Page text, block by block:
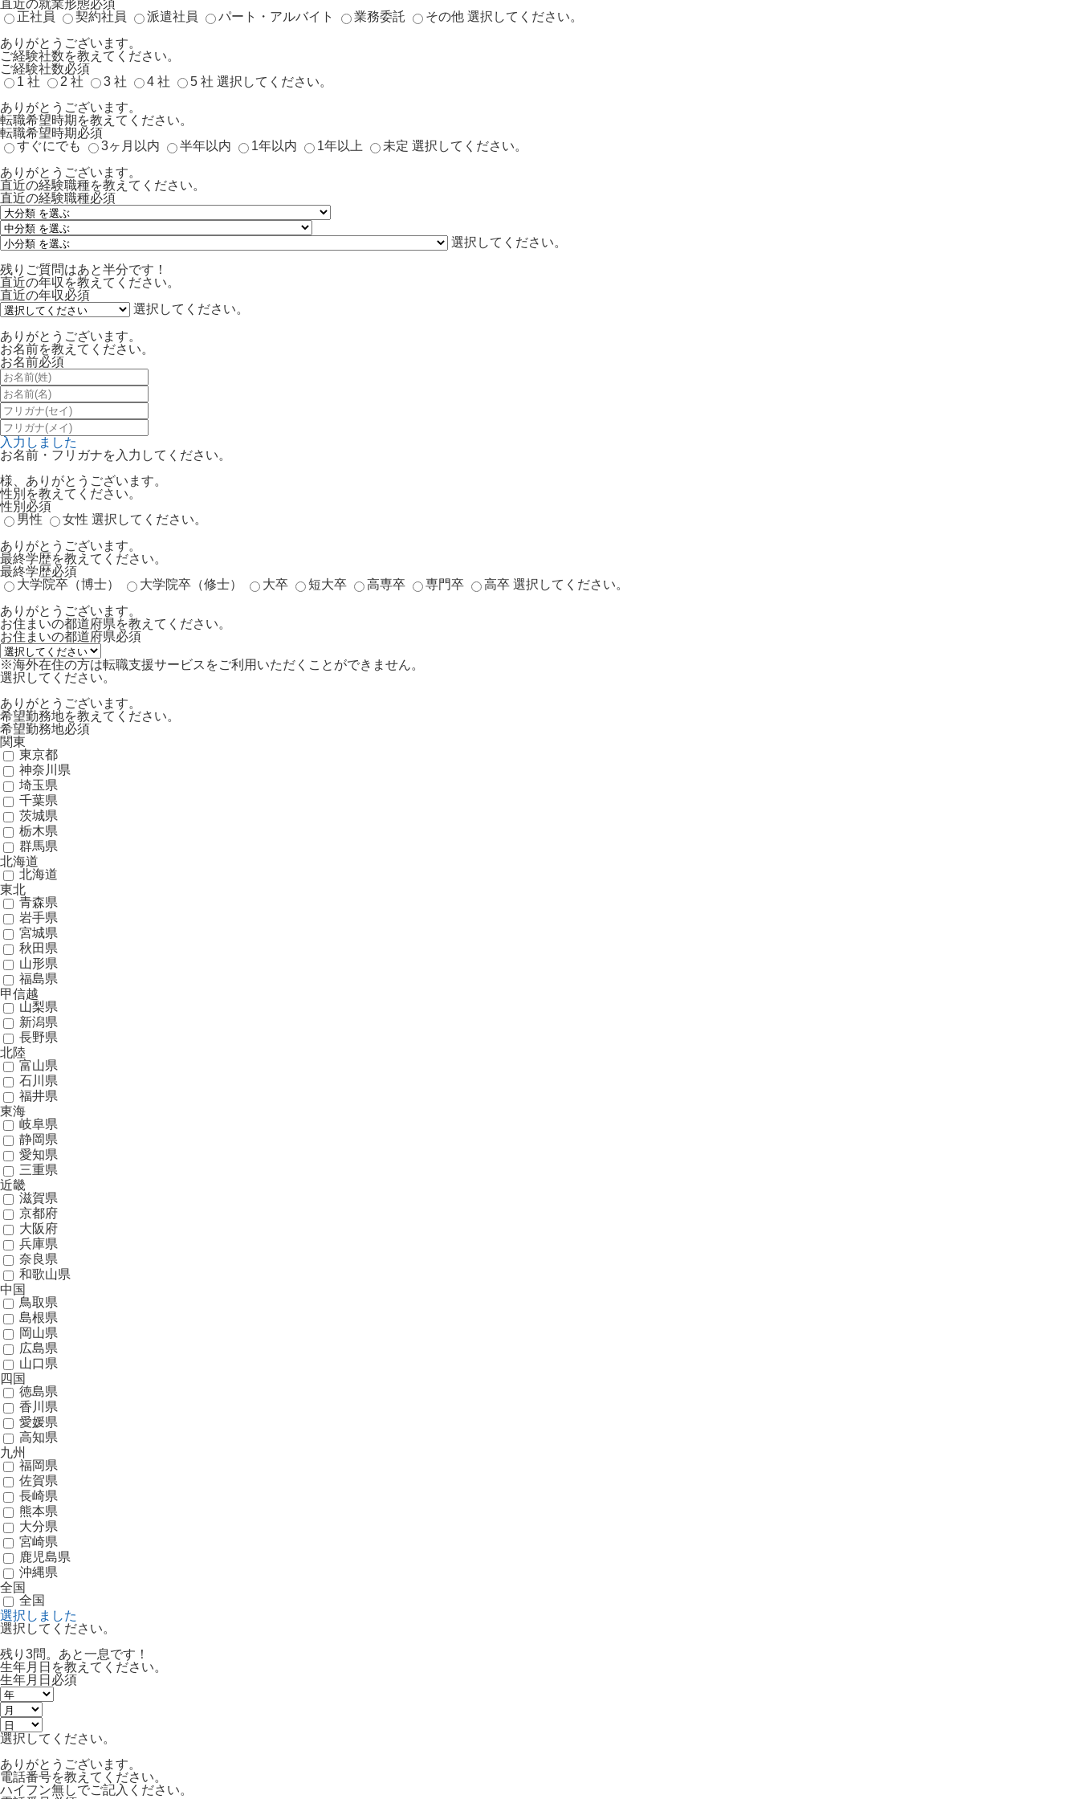
直近の就業形態必須
正社員
契約社員 派遣社員 パート・アルバイト 業務委託 その他 選択してください。
ありがとうございます。
ご経験社数を教えてください。
ご経験社数必須
1 社
2 社 3 社 4 社 5 社 選択してください。
ありがとうございます。
転職希望時期を教えてください。
転職希望時期必須
すぐにでも
3ヶ月以内 半年以内 1年以内 1年以上 未定 選択してください。
ありがとうございます。
直近の経験職種を教えてください。
直近の経験職種必須
選択してください。
残りご質問はあと半分です！
直近の年収を教えてください。
直近の年収必須
選択してください。
ありがとうございます。
お名前を教えてください。
お名前必須
入力しました
お名前・フリガナを入力してください。
様、ありがとうございます。
性別を教えてください。
性別 必須
男性
女性 選択してください。
ありがとうございます。
最終学歴を教えてください。
最終学歴必須
大学院卒（博士）
大学院卒（修士） 大卒 短大卒 高専卒 専門卒 高卒 選択してください。
ありがとうございます。
お住まいの都道府県を教えてください。
お住まいの都道府県必須
※海外在住の方は転職支援サービスをご利用いただくことができません。
選択してください。
ありがとうございます。
希望勤務地を教えてください。
希望勤務地必須
関東
東京都
神奈川県
埼玉県
千葉県
茨城県
栃木県
群馬県
北海道
北海道
東北
青森県
岩手県
宮城県
秋田県
山形県
福島県
甲信越
山梨県
新潟県
長野県
北陸
富山県
石川県
福井県
東海
岐阜県
静岡県
愛知県
三重県
近畿
滋賀県
京都府
大阪府
兵庫県
奈良県
和歌山県
中国
鳥取県
島根県
岡山県
広島県
山口県
四国
徳島県
香川県
愛媛県
高知県
九州
福岡県
佐賀県
長崎県
熊本県
大分県
宮崎県
鹿児島県
沖縄県
全国
全国
選択しました
選択してください。
残り3問。あと一息です！
生年月日を教えてください。
生年月日 必須
選択してください。
ありがとうございます。
電話番号を教えてください。
ハイフン無しでご記入ください。